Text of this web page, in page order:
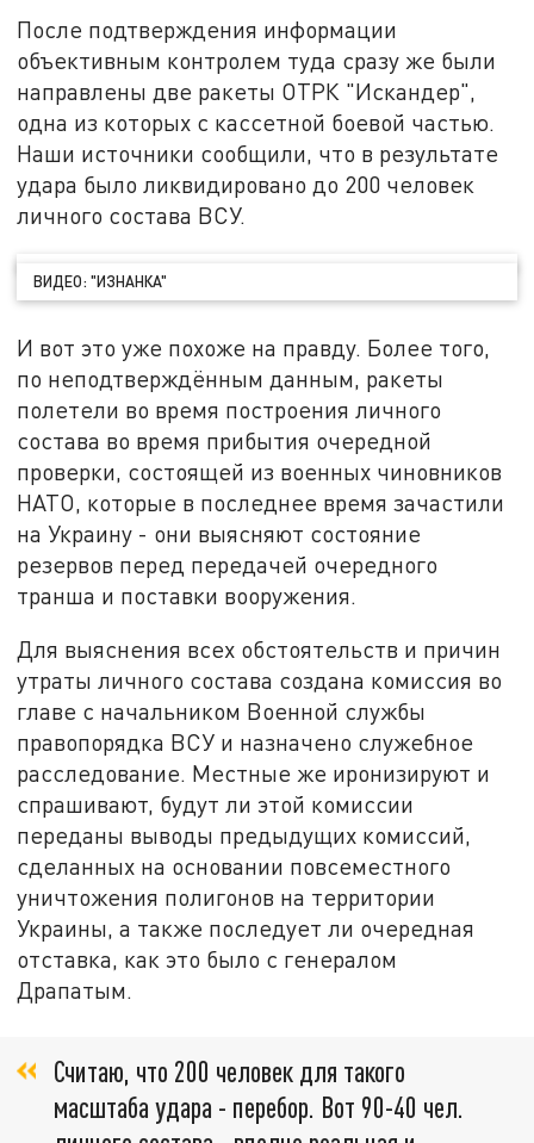
После подтверждения информации
объективным контролем туда сразу же были
направлены две ракеты ОТРК "Искандер",
одна из которых с кассетной боевой частью.
Наши источники сообщили, что в результате
удара было ликвидировано до 200 человек
личного состава ВСУ.
ВИДЕО: "ИЗНАНКА"
И вот это уже похоже на правду. Более того,
по неподтверждённым данным, ракеты
полетели во время построения личного
состава во время прибытия очередной
проверки, состоящей из военных чиновников
НАТО, которые в последнее время зачастили
на Украину - они выясняют состояние
резервов перед передачей очередного
транша и поставки вооружения.
Для выяснения всех обстоятельств и причин
утраты личного состава создана комиссия во
главе с начальником Военной службы
правопорядка ВСУ и назначено служебное
расследование. Местные же иронизируют и
спрашивают, будут ли этой комиссии
переданы выводы предыдущих комиссий,
сделанных на основании повсеместного
уничтожения полигонов на территории
Украины, а также последует ли очередная
отставка, как это было с генералом
Драпатым.
Считаю, что 200 человек для такого
масштаба удара - перебор. Вот 90-40 чел.